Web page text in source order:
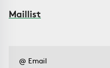
Maillist